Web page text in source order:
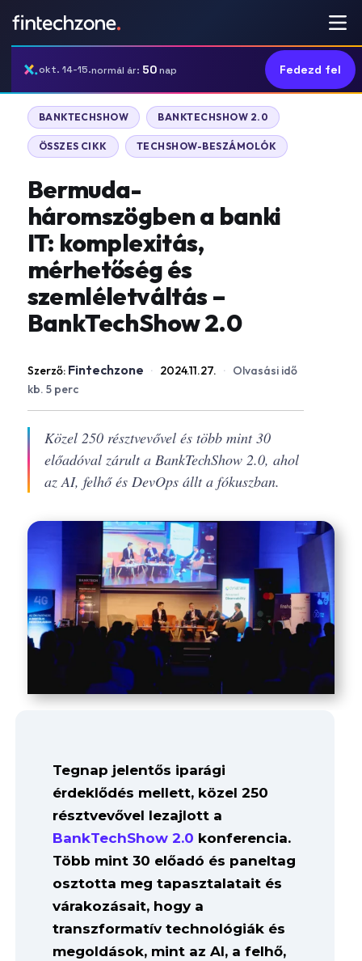
okt. 14-15.normál ár: 50nap Fedezd fel
BANKTECHSHOW BANKTECHSHOW 2.0
ÖSSZES CIKK TECHSHOW-BESZÁMOLÓK
Bermuda-
háromszögben a banki
IT: komplexitás,
mérhetőség és
szemléletváltás –
BankTechShow 2.0
Szerző: Fintechzone · 2024.11.27. · Olvasási idő
kb. 5 perc
Közel 250 résztvevővel és több mint 30
előadóval zárult a BankTechShow 2.0, ahol
az AI, felhő és DevOps állt a fókuszban.
Tegnap jelentős iparági
érdeklődés mellett, közel 250
résztvevővel lezajlott a
BankTechShow 2.0 konferencia.
Több mint 30 előadó és paneltag
osztotta meg tapasztalatait és
várakozásait, hogy a
transzformatív technológiák és
megoldások, mint az AI, a felhő,